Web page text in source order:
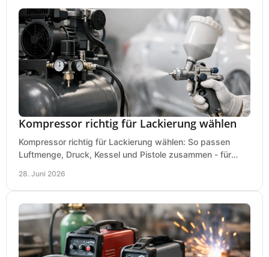
Kompressor richtig für Lackierung wählen
Kompressor richtig für Lackierung wählen: So passen
Luftmenge, Druck, Kessel und Pistole zusammen - für
28. Juni 2026